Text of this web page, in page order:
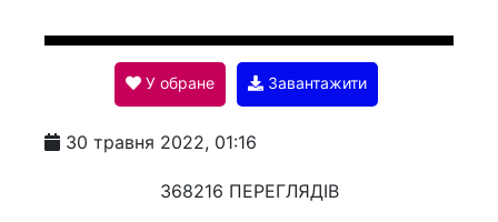
l
a
y
У обране Завантажити
30 травня 2022, 01:16
368216 ПЕРЕГЛЯДІВ